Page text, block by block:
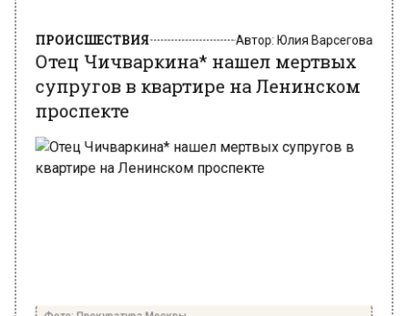
супругов в квартире на Ленинском
проспекте